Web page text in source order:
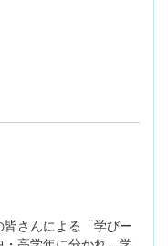
さんによる「学びー